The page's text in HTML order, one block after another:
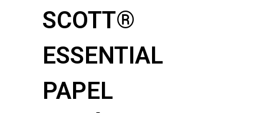
SCOTT®
ESSENTIAL
PAPEL